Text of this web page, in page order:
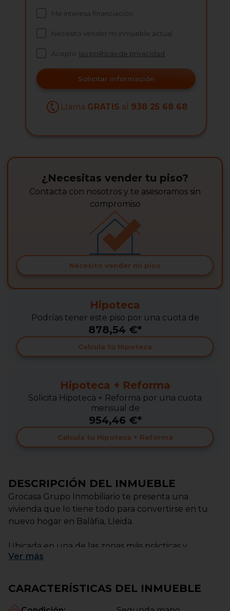
Me interesa financiación
Necesito vender mi inmueble actual
Acepto las políticas de privacidad
Solicitar información
Llama GRATIS al 938 25 68 68
¿Necesitas vender tu piso?
Contacta con nosotros y te asesoramos sin
compromiso
Necesito vender mi piso
Hipoteca
Podrías tener este piso por una cuota de
878,54 €*
Calcula tu Hipoteca
Hipoteca + Reforma
Solicita Hipoteca + Reforma por una cuota
mensual de
954,46 €*
Calcula tu Hipoteca + Reforma
DESCRIPCIÓN DEL INMUEBLE
Grocasa Grupo Inmobiliario te presenta una
vivienda que lo tiene todo para convertirse en tu
nuevo hogar en Balàfia, Lleida.
Ubicada en una de las zonas más prácticas y
agradables de la ciudad, rodeada de todos los
transporte público y amplias zonas verdes donde
disfrutar del día a día con total comodidad.
Ver más
CARACTERÍSTICAS DEL INMUEBLE